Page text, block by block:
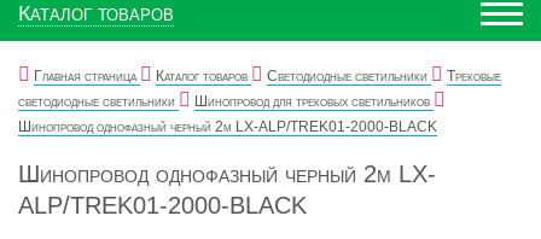
Каталог товаров
Главная страница Каталог товаров Светодиодные светильники
Трековые
светодиодные светильники
Шинопровод для трековых светильников
Шинопровод однофазный черный 2м LX-ALP/TREK01-2000-BLACK
Шинопровод однофазный черный 2м LX-
ALP/TREK01-2000-BLACK